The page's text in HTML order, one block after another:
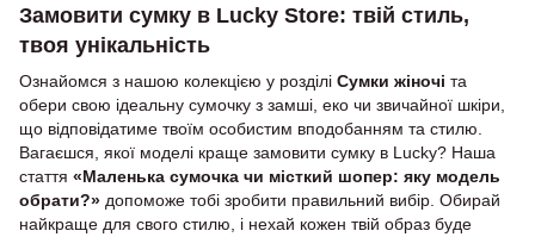
Замовити сумку в Lucky Store: твій стиль,
твоя унікальність
Ознайомся з нашою колекцією у розділі Сумки жіночі та
обери свою ідеальну сумочку з замші, еко чи звичайної шкіри,
що відповідатиме твоїм особистим вподобанням та стилю.
Вагаєшся, якої моделі краще замовити сумку в Lucky? Наша
стаття «Маленька сумочка чи місткий шопер: яку модель
обрати?» допоможе тобі зробити правильний вибір. Обирай
найкраще для свого стилю, і нехай кожен твій образ буде